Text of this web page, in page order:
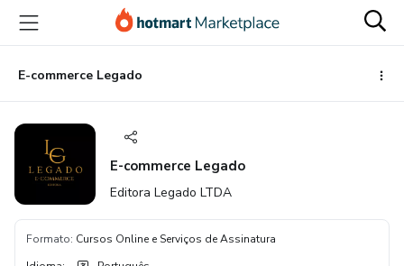
para
conteúdo
principal
para
pagamento
para
rodapé
E-commerce Legado
E-commerce Legado
Editora Legado LTDA
Formato: Cursos Online e Serviços de Assinatura